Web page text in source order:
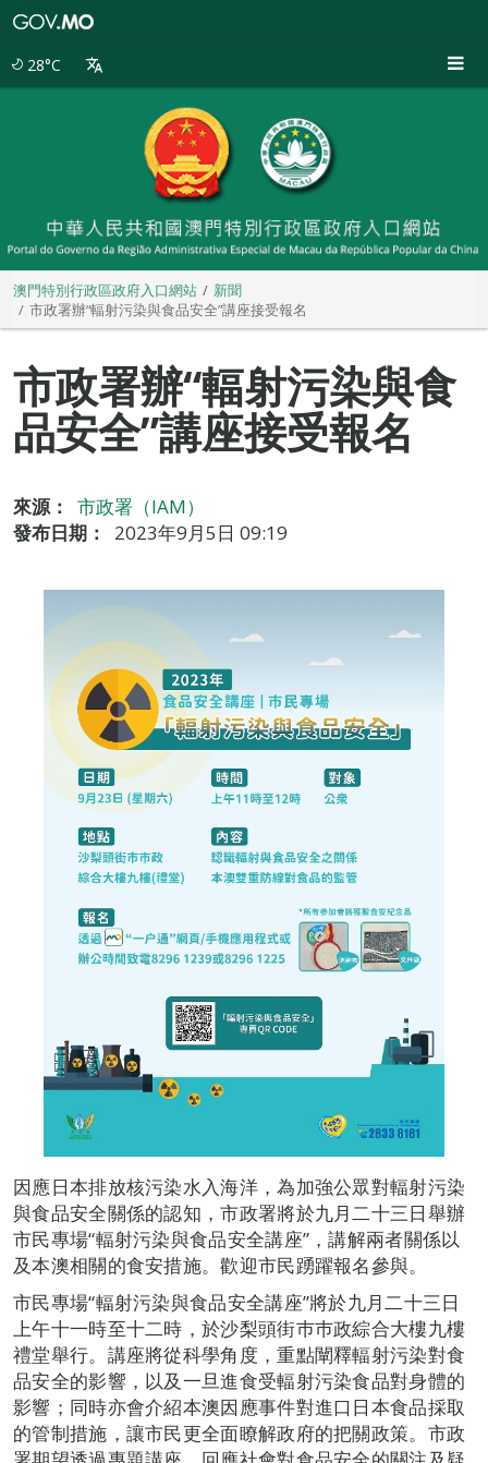
28°C
澳門特別行政區政府入口網站
新聞
市政署辦“輻射污染與食品安全”講座接受報名
市政署辦“輻射污染與食
品安全”講座接受報名
來源：
市政署（IAM）
發布日期：
2023年9月5日 09:19
因應日本排放核污染水入海洋，為加強公眾對輻射污染
與食品安全關係的認知，市政署將於九月二十三日舉辦
市民專場“輻射污染與食品安全講座”，講解兩者關係以
及本澳相關的食安措施。歡迎市民踴躍報名參與。
市民專場“輻射污染與食品安全講座”將於九月二十三日
上午十一時至十二時，於沙梨頭街巿巿政綜合大樓九樓
禮堂舉行。講座將從科學角度，重點闡釋輻射污染對食
品安全的影響，以及一旦進食受輻射污染食品對身體的
影響；同時亦會介紹本澳因應事件對進口日本食品採取
的管制措施，讓市民更全面瞭解政府的把關政策。市政